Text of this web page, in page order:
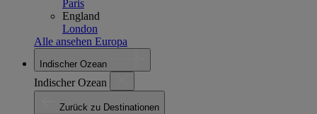
Paris
England
London
Alle ansehen Europa
Indischer Ozean
Indischer Ozean
Zurück zu Destinationen